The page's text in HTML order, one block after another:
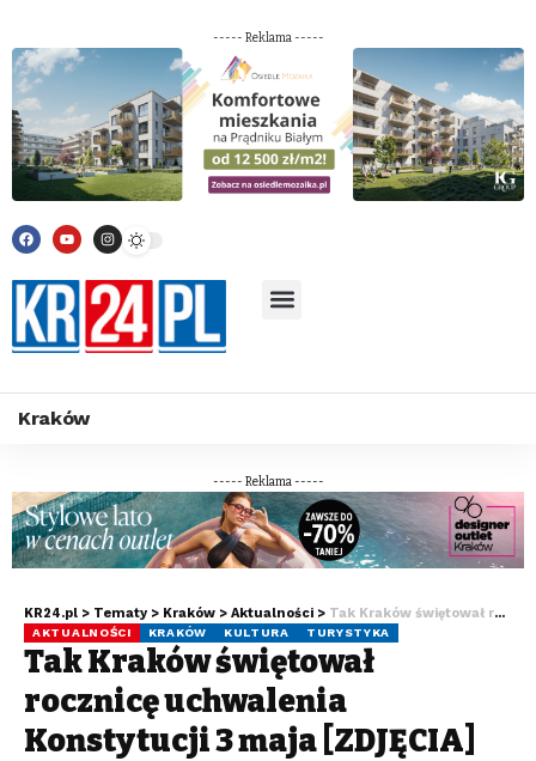
----- Reklama -----
Kraków
----- Reklama -----
KR24.pl > Tematy > Kraków > Aktualności > Tak Kraków świętował rocznicę uchwalenia Konstytucji 3 maja [ZDJĘCIA]
AKTUALNOŚCI KRAKÓW KULTURA TURYSTYKA
Tak Kraków świętował
rocznicę uchwalenia
Konstytucji 3 maja [ZDJĘCIA]